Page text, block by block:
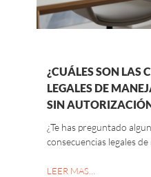
¿CUÁLES SON LAS
LEGALES DE
SIN
¿Te has preguntado
consecuencias legales de
LEER MAS…